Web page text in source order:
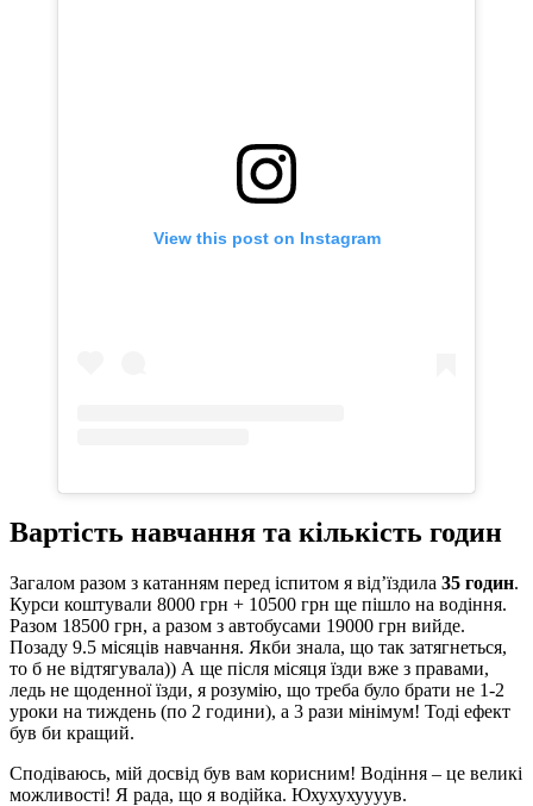
View this post on Instagram
Вартість навчання та кількість годин
Загалом разом з катанням перед іспитом я від’їздила 35 годин.
Курси коштували 8000 грн + 10500 грн ще пішло на водіння.
Разом 18500 грн, а разом з автобусами 19000 грн вийде.
Позаду 9.5 місяців навчання. Якби знала, що так затягнеться,
то б не відтягувала)) А ще після місяця їзди вже з правами,
ледь не щоденної їзди, я розумію, що треба було брати не 1-2
уроки на тиждень (по 2 години), а 3 рази мінімум! Тоді ефект
був би кращий.
Сподіваюсь, мій досвід був вам корисним! Водіння – це великі
можливості! Я рада, що я водійка. Юхухухуууув.